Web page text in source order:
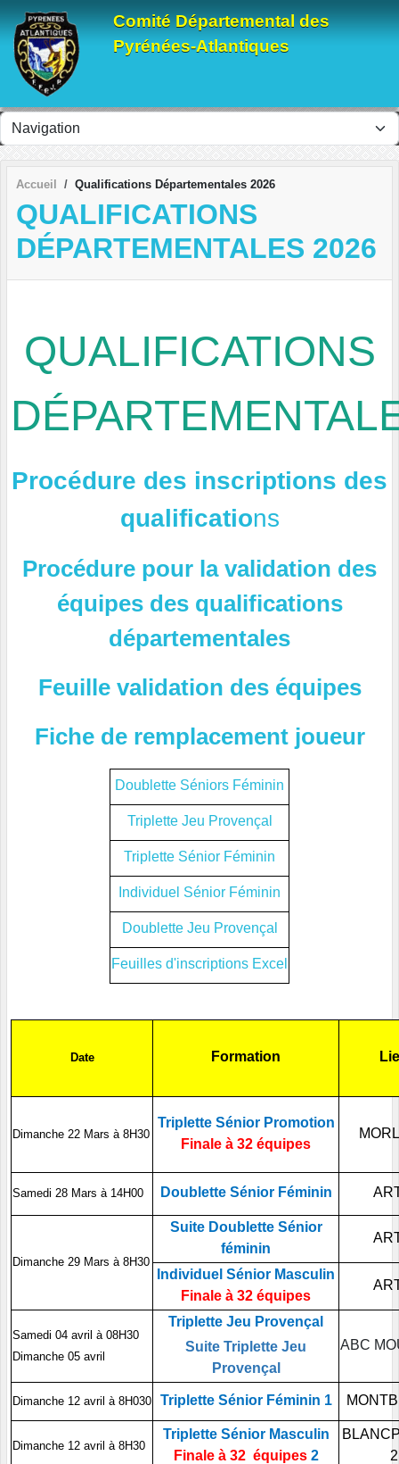
Comité Départemental des
Pyrénées-Atlantiques
Accueil Qualifications Départementales 2026
QUALIFICATIONS
DÉPARTEMENTALES 2026
QUALIFICATIONS
Procédure des inscriptions des
qualifications
Procédure pour la validation des
équipes des qualifications
départementales
Feuille validation des équipes
Fiche de remplacement joueur
Doublette Séniors Féminin
Triplette Jeu Provençal
Triplette Sénior Féminin
Individuel Sénior Féminin
Doublette Jeu Provençal
Feuilles d'inscriptions Excel
Date Formation
Dimanche 22 Mars à 8H30
Triplette Sénior Promotion
Finale à 32 équipes
Samedi 28 Mars à 14H00 Doublette Sénior Féminin
Dimanche 29 Mars à 8H30
Suite Doublette Sénior
féminin
Individuel Sénior Masculin
Finale à 32 équipes
Samedi 04 avril à 08H30
Dimanche 05 avril
Triplette Jeu Provençal
ABC
Suite Triplette Jeu
Provençal
Dimanche 12 avril à 8H030 Triplette Sénior Féminin 1
Dimanche 12 avril à 8H30
Triplette Sénior Masculin
Finale à 32 équipes2
2
Panneau de gestion des cookies